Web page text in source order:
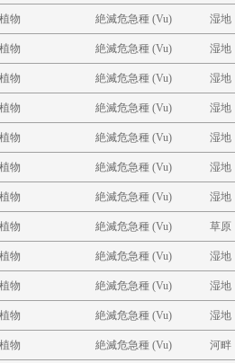
植物 絶滅危急種 (Vu) 湿地
植物 絶滅危急種 (Vu) 湿地
植物 絶滅危急種 (Vu) 湿地
植物 絶滅危急種 (Vu) 湿地
植物 絶滅危急種 (Vu) 湿地
植物 絶滅危急種 (Vu) 湿地
植物 絶滅危急種 (Vu) 湿地
植物 絶滅危急種 (Vu) 草原
植物 絶滅危急種 (Vu) 湿地
植物 絶滅危急種 (Vu) 湿地
植物 絶滅危急種 (Vu) 湿地
植物 絶滅危急種 (Vu) 河畔